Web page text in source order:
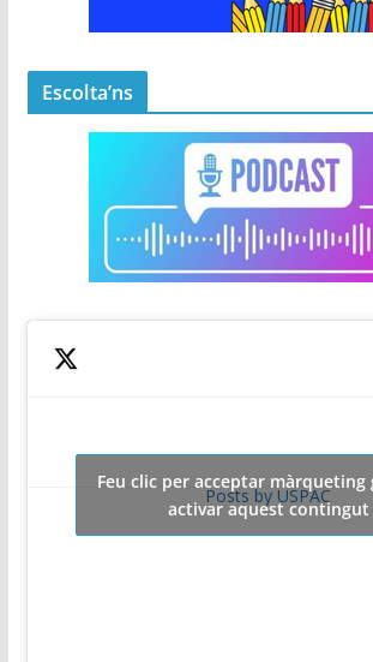
Escolta’ns
Posts by USPAC
Feu clic per acceptar màrqueting
activar aquest contingut